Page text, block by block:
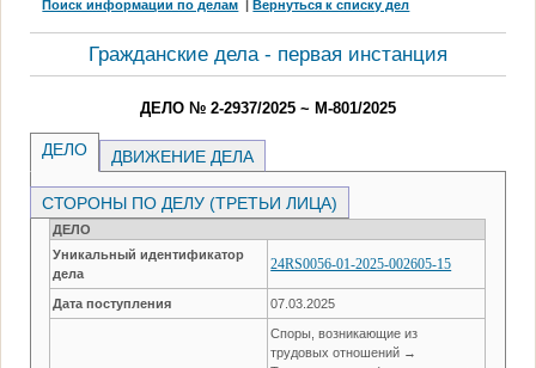
Поиск информации по делам |Вернуться к списку дел
Гражданские дела - первая инстанция
ДЕЛО № 2-2937/2025 ~ М-801/2025
ДЕЛО ДВИЖЕНИЕ ДЕЛА
СТОРОНЫ ПО ДЕЛУ (ТРЕТЬИ ЛИЦА)
ДЕЛО
Уникальный идентификатор
дела
24RS0056-01-2025-002605-15
Дата поступления 07.03.2025
Споры, возникающие из
трудовых отношений →